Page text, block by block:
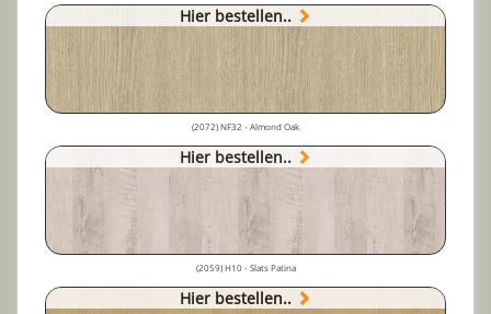
Hier bestellen..
(2072) NF32 - Almond Oak
Hier bestellen..
(2059) H10 - Slats Patina
Hier bestellen..